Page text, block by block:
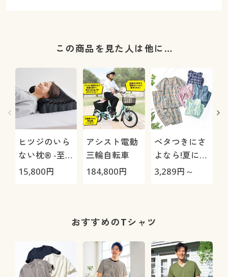
この商品を見た人は他に…
ヒツジのいら
ない枕® -至
極-
15,800円
アシスト電動
三輪自転車
184,800円
ベタつきにさ
よなら!夏に心
地いい爽やか
3,289円～
おすすめのTシャツ